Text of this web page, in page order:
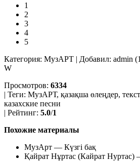
1
2
3
4
5
Категория: МузАРТ | Добавил: admin
W
Просмотров: 6334
| Теги: МузАРТ, қазақша өлеңдер,
казахские песни
| Рейтинг: 5.0/1
Похожие материалы
МузАрт — Күзгі бақ
Қайрат Нұртас (Кайрат